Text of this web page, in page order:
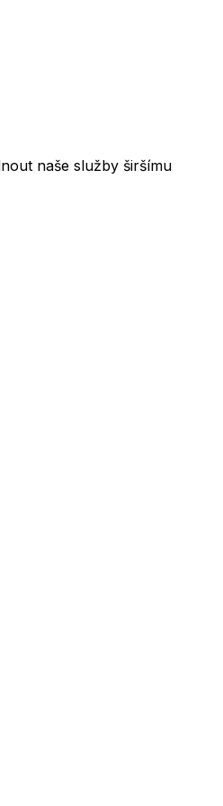
naše služby širšímu